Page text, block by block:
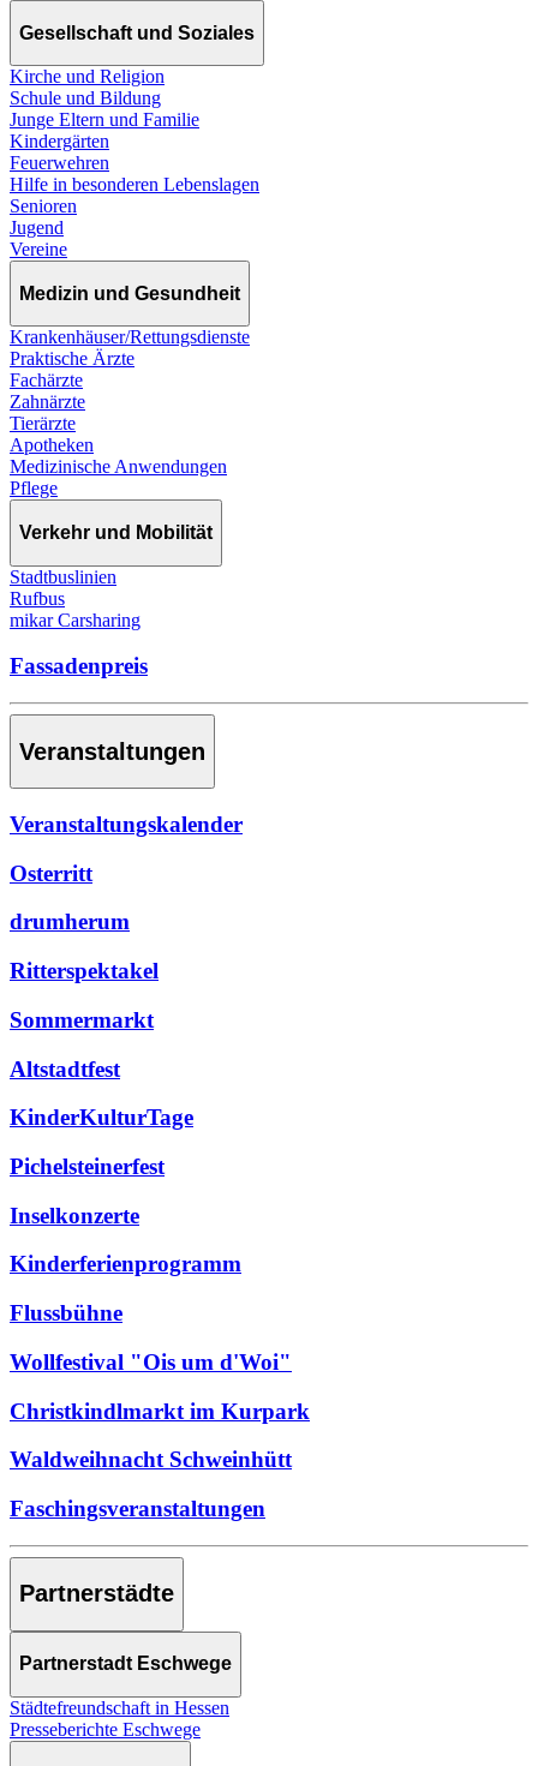
Gesellschaft und Soziales
Kirche und Religion
Schule und Bildung
Junge Eltern und Familie
Kindergärten
Feuerwehren
Hilfe in besonderen Lebenslagen
Senioren
Jugend
Vereine
Medizin und Gesundheit
Krankenhäuser/Rettungsdienste
Praktische Ärzte
Fachärzte
Zahnärzte
Tierärzte
Apotheken
Medizinische Anwendungen
Pflege
Verkehr und Mobilität
Stadtbuslinien
Rufbus
mikar Carsharing
Fassadenpreis
Veranstaltungen
Veranstaltungskalender
Osterritt
drumherum
Ritterspektakel
Sommermarkt
Altstadtfest
KinderKulturTage
Pichelsteinerfest
Inselkonzerte
Kinderferienprogramm
Flussbühne
Wollfestival "Ois um d'Woi"
Christkindlmarkt im Kurpark
Waldweihnacht Schweinhütt
Faschingsveranstaltungen
Partnerstädte
Partnerstadt Eschwege
Städtefreundschaft in Hessen
Presseberichte Eschwege